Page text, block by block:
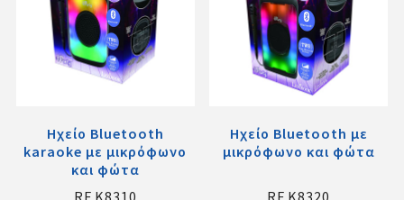
Ηχείο Bluetooth
karaoke με μικρόφωνο
και φώτα
RF.K8310
Ηχείο Bluetooth με
μικρόφωνο και φώτα
RF.K8320